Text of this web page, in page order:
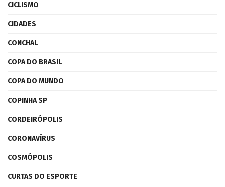
CICLISMO
CIDADES
CONCHAL
COPA DO BRASIL
COPA DO MUNDO
COPINHA SP
CORDEIRÓPOLIS
CORONAVÍRUS
COSMÓPOLIS
CURTAS DO ESPORTE